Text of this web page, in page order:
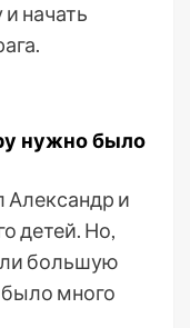
начать
нужно было
и
детей. Но,
большую
много